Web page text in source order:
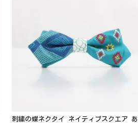
刺繍の蝶ネクタイ ネイティブスクエア あ